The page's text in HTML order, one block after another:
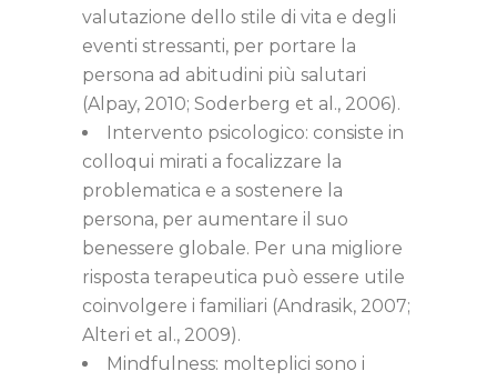
valutazione dello stile di vita e degli
eventi stressanti, per portare la
persona ad abitudini più salutari
(Alpay, 2010; Soderberg et al., 2006).
Intervento psicologico: consiste in
colloqui mirati a focalizzare la
problematica e a sostenere la
persona, per aumentare il suo
benessere globale. Per una migliore
risposta terapeutica può essere utile
coinvolgere i familiari (Andrasik, 2007;
Alteri et al., 2009).
Mindfulness: molteplici sono i